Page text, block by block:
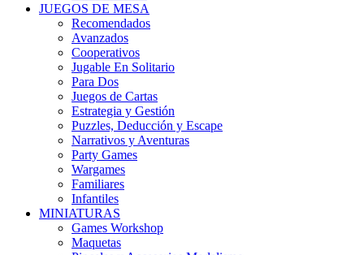
JUEGOS DE MESA
Recomendados
Avanzados
Cooperativos
Jugable En Solitario
Para Dos
Juegos de Cartas
Estrategia y Gestión
Puzzles, Deducción y Escape
Narrativos y Aventuras
Party Games
Wargames
Familiares
Infantiles
MINIATURAS
Games Workshop
Maquetas